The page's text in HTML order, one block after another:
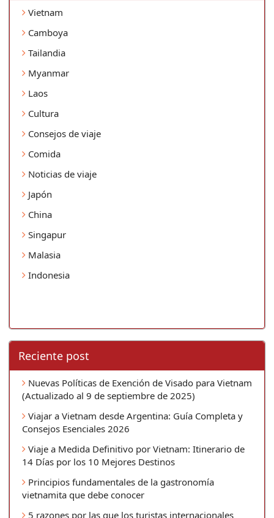
Vietnam
Camboya
Tailandia
Myanmar
Laos
Cultura
Consejos de viaje
Comida
Noticias de viaje
Japón
China
Singapur
Malasia
Indonesia
Reciente post
Nuevas Políticas de Exención de Visado para Vietnam
(Actualizado al 9 de septiembre de 2025)
Viajar a Vietnam desde Argentina: Guía Completa y
Consejos Esenciales 2026
Viaje a Medida Definitivo por Vietnam: Itinerario de
14 Días por los 10 Mejores Destinos
Principios fundamentales de la gastronomía
vietnamita que debe conocer
5 razones por las que los turistas internacionales